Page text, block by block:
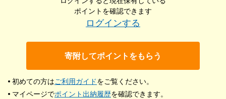
ポイントを確認できます
ログインする
寄附してポイントをもらう
初めての方はご利用ガイドをご覧ください。
マイページでポイント出納履歴を確認できます。